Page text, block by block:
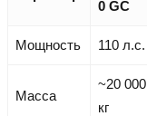
0 GC
Мощность 110 л.с.
Масса
~20 000
кг